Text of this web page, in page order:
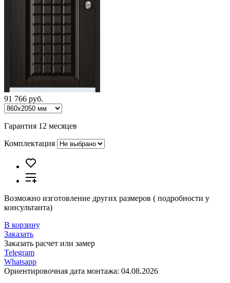
91 766 руб.
Гарантия 12 месяцев
Комплектация
Возможно изготовление других размеров ( подробности у
консультанта)
В корзину
Заказать
Заказать расчет или замер
Telegram
Whatsapp
Ориентировочная дата монтажа: 04.08.2026